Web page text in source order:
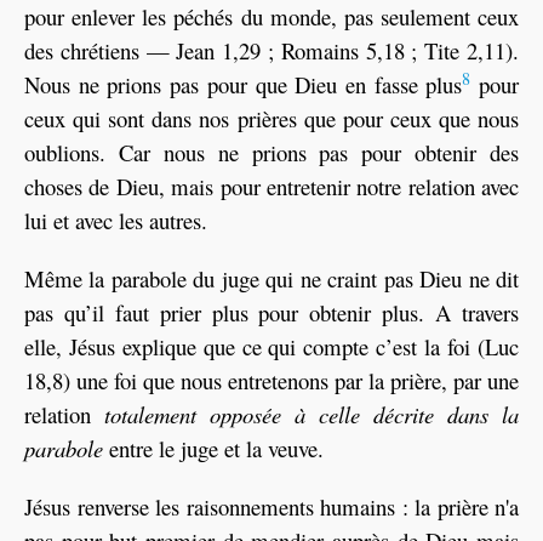
pour enlever les péchés du monde, pas seulement ceux
des chrétiens — Jean 1,29 ; Romains 5,18 ; Tite 2,11).
Nous ne prions pas pour que Dieu en fasse plus8 pour
ceux qui sont dans nos prières que pour ceux que nous
oublions. Car nous ne prions pas pour obtenir des
choses de Dieu, mais pour entretenir notre relation avec
lui et avec les autres.
Même la parabole du juge qui ne craint pas Dieu ne dit
pas qu’il faut prier plus pour obtenir plus. A travers
elle, Jésus explique que ce qui compte c’est la foi (Luc
18,8) une foi que nous entretenons par la prière, par une
relation totalement opposée à celle décrite dans la
parabole entre le juge et la veuve.
Jésus renverse les raisonnements humains : la prière n'a